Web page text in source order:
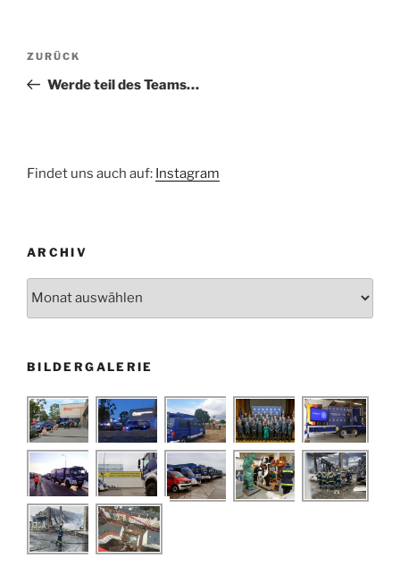
Beitragsnavigation
Vorheriger
Beitrag
ZURÜCK
Werde teil des Teams…
Findet uns auch auf: Instagram
ARCHIV
BILDERGALERIE